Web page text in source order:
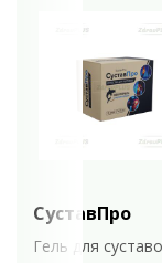
СуставПро
Гель для